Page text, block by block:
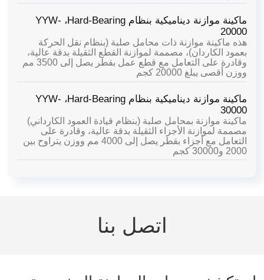
ماكينة موازنة ديناميكية بنظام Hard-Bearing،
YYW-
20000
هذه ماكينة موازنة ذات محامل صلبة (بنظام نقل الحركة
بعمود الكاردان)، مصممة لموازنة القطع الثقيلة بدقة عالية،
وقادرة على التعامل مع قطع عمل بقطر يصل إلى 3500 مم
ووزن أقصى يبلغ 20000 كجم
ماكينة موازنة ديناميكية بنظام Hard-Bearing،
YYW-
30000
ماكينة موازنة بمحامل صلبة (بنظام قيادة العمود الكارداني)
مصممة لموازنة الأجزاء الثقيلة بدقة عالية، وقادرة على
التعامل مع أجزاء بقطر يصل إلى 4000 مم ووزن يتراوح بين
2000 و30000 كجم
اتصل بنا